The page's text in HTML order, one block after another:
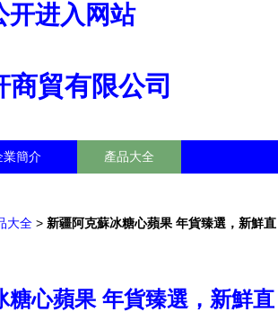
开进入网站
貿有限公司
業簡介 產品大全
大全 > 新疆阿克蘇冰糖心蘋果 年貨臻選，新鮮直
糖心蘋果 年貨臻選，新鮮直